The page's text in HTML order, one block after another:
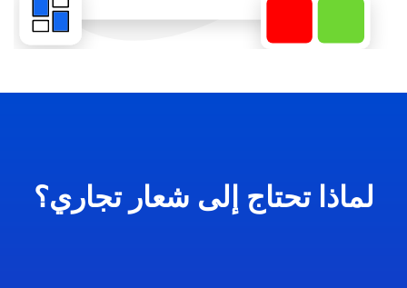
لماذا تحتاج إلى شعار تجاري؟